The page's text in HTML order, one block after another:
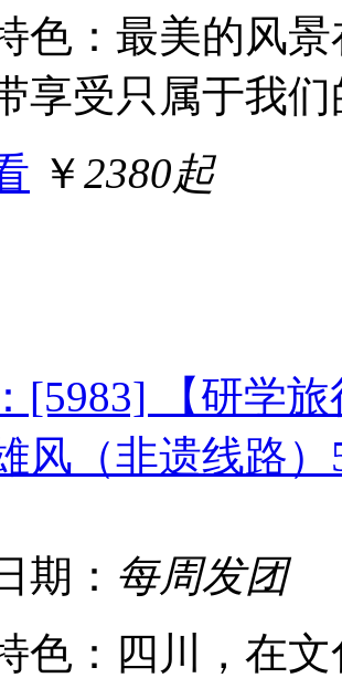
色： 最美的风
享受只属于我
￥2380起
[5983] 【研学
风（非遗线路
期： 每周发团
色：四川，在